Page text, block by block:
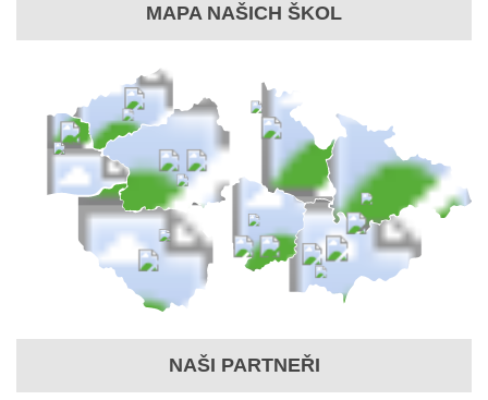
MAPA NAŠICH ŠKOL
NAŠI PARTNEŘI